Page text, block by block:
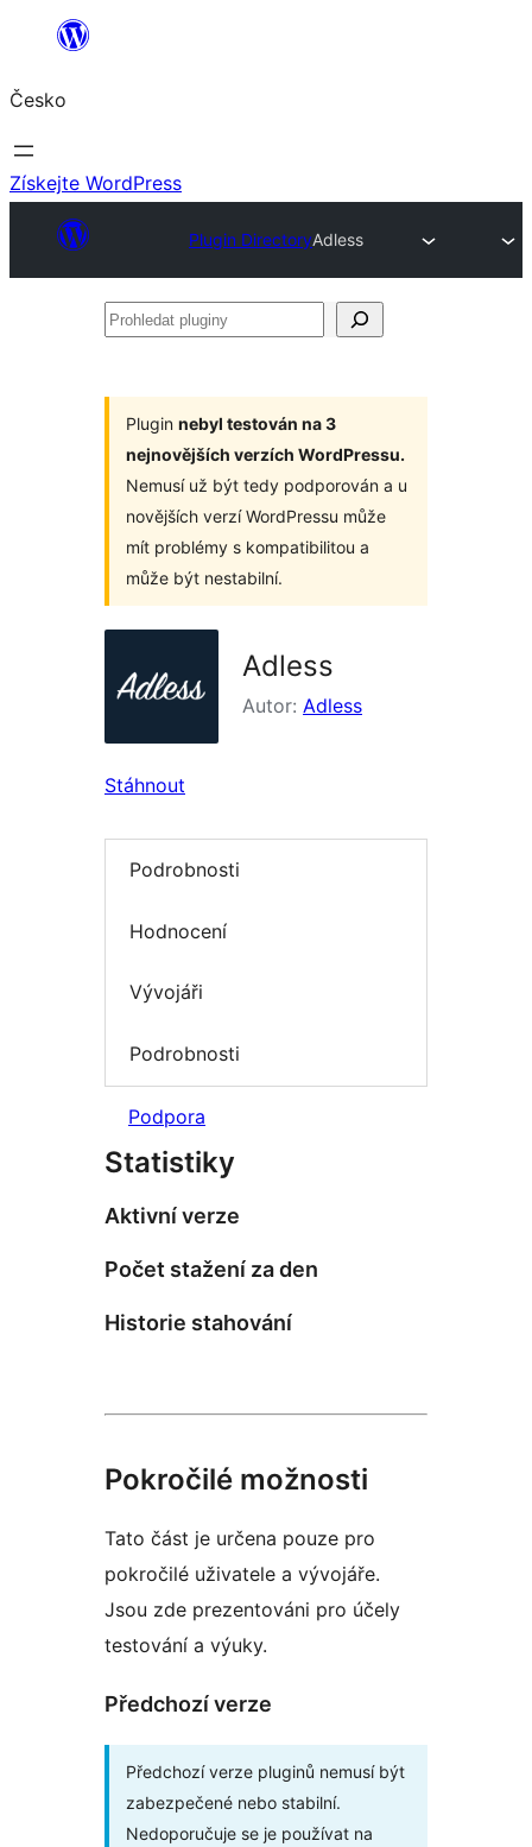
Přeskočit
obsah
Česko
Získejte WordPress
Plugin DirectoryAdless
Prohledat
Plugin nebyl testován na 3
nejnovějších verzích WordPressu.
Nemusí už být tedy podporován a u
novějších verzí WordPressu může
mít problémy s kompatibilitou a
může být nestabilní.
Adless
Autor: Adless
Stáhnout
Podrobnosti
Hodnocení
Vývojáři
Podrobnosti
Podpora
Statistiky
Aktivní verze
Počet stažení za den
Historie stahování
Pokročilé možnosti
Tato část je určena pouze pro
pokročilé uživatele a vývojáře.
Jsou zde prezentováni pro účely
testování a výuky.
Předchozí verze
Předchozí verze pluginů nemusí být
zabezpečené nebo stabilní.
Nedoporučuje se je používat na